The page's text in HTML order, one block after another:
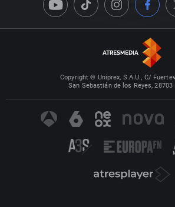
Copyright © Uniprex, S.A.U., C/
San Sebastián de los Reyes, 28703